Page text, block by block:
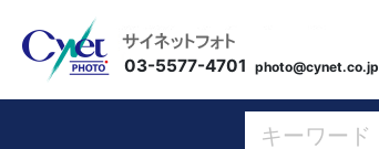
03-5577-4701 photo@cynet.co.jp